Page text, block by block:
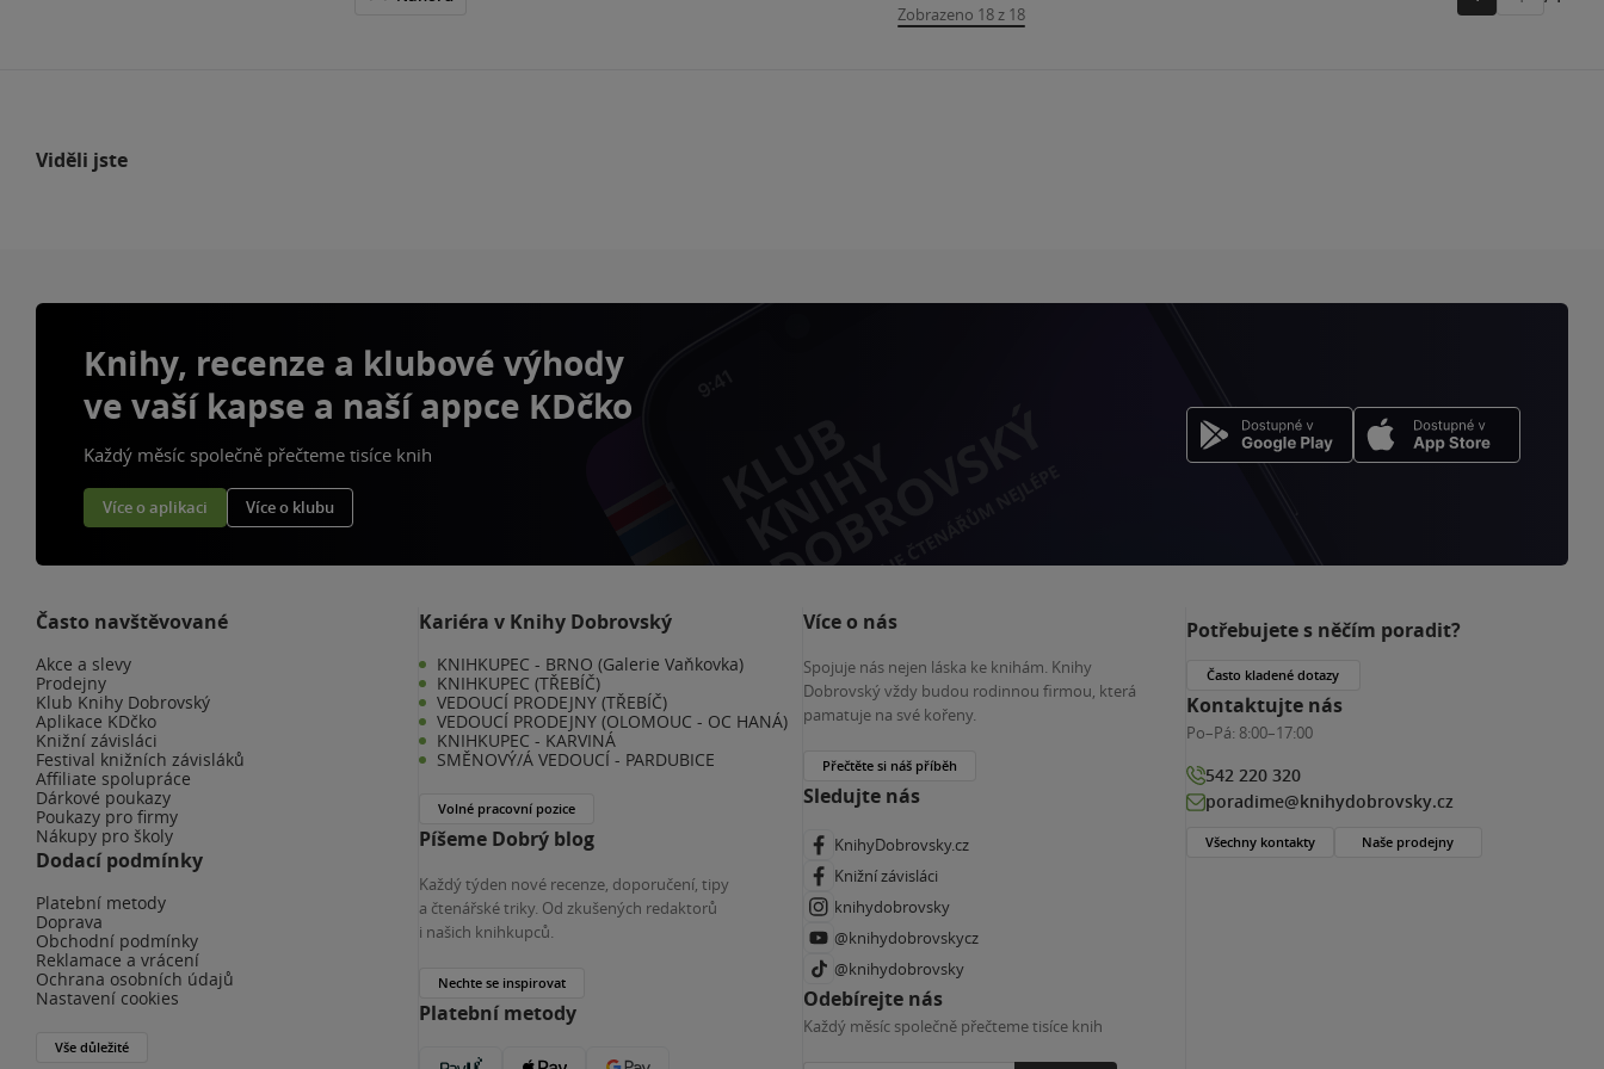
Zobrazeno 18 z 18
Přejít
Viděli jste
Knihy, recenze a klubové výhody
ve vaší kapse a naší appce KDčko
Každý měsíc společně přečteme tisíce knih
Více o aplikaci Více o klubu
Často navštěvované
Akce a slevy
Prodejny
Klub Knihy Dobrovský
Aplikace KDčko
Knižní závisláci
Festival knižních závisláků
Affiliate spolupráce
Dárkové poukazy
Poukazy pro firmy
Nákupy pro školy
Dodací podmínky
Platební metody
Doprava
Obchodní podmínky
Reklamace a vrácení
Ochrana osobních údajů
Nastavení cookies
Vše důležité
Kariéra v Knihy Dobrovský
KNIHKUPEC - BRNO (Galerie Vaňkovka)
KNIHKUPEC (TŘEBÍČ)
VEDOUCÍ PRODEJNY (TŘEBÍČ)
VEDOUCÍ PRODEJNY (OLOMOUC - OC HANÁ)
KNIHKUPEC - KARVINÁ
SMĚNOVÝ/Á VEDOUCÍ - PARDUBICE
Volné pracovní pozice
Píšeme Dobrý blog
Každý týden nové recenze, doporučení, tipy
a čtenářské triky. Od zkušených redaktorů
i našich knihkupců.
Nechte se inspirovat
Platební metody
Více o nás
Spojuje nás nejen láska ke knihám. Knihy
Dobrovský vždy budou rodinnou firmou, která
pamatuje na své kořeny.
Přečtěte si náš příběh
Sledujte nás
KnihyDobrovsky.cz
Knižní závisláci
knihydobrovsky
@knihydobrovskycz
@knihydobrovsky
Odebírejte nás
Každý měsíc společně přečteme tisíce knih
Potřebujete s něčím poradit?
Často kladené dotazy
Kontaktujte nás
Po–Pá: 8:00–17:00
542 220 320
poradime@knihydobrovsky.cz
Všechny kontakty Naše prodejny